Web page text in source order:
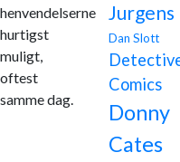
henvendelserne
hurtigst
muligt,
oftest
samme dag.
Jurgens
Dan Slott
Comics
Donny
Cates